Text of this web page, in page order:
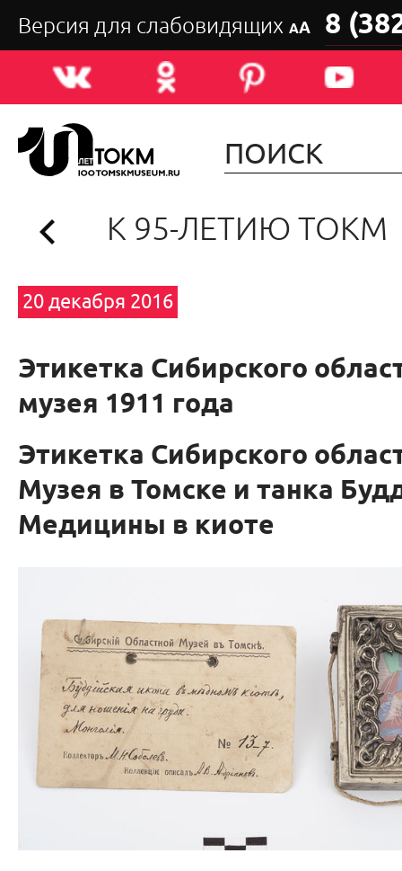
Версия для слабовидящих АА 8
К 95-ЛЕТИЮ ТОКМ
20 декабря 2016
Этикетка Сибирского
музея 1911 года
Этикетка Сибирского
Музея в Томске и танка
Медицины в киоте